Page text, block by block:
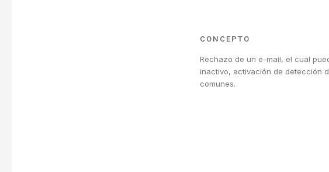
CONCEPTO
Rechazo de un e-mail, el cual
inactivo, activación de detección
comunes.